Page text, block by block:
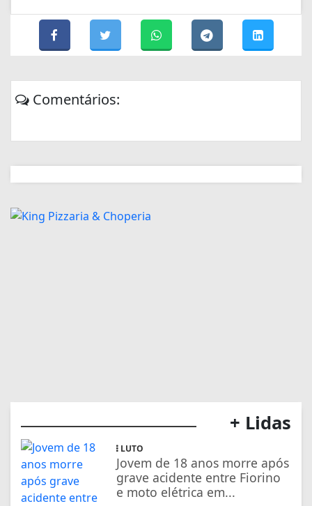
Comentários:
+ Lidas
LUTO
Jovem de 18 anos morre após
grave acidente entre Fiorino
e moto elétrica em...